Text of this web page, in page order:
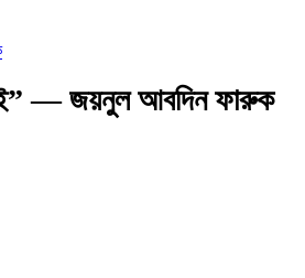
— জয়নুল আবদিন ফারুক